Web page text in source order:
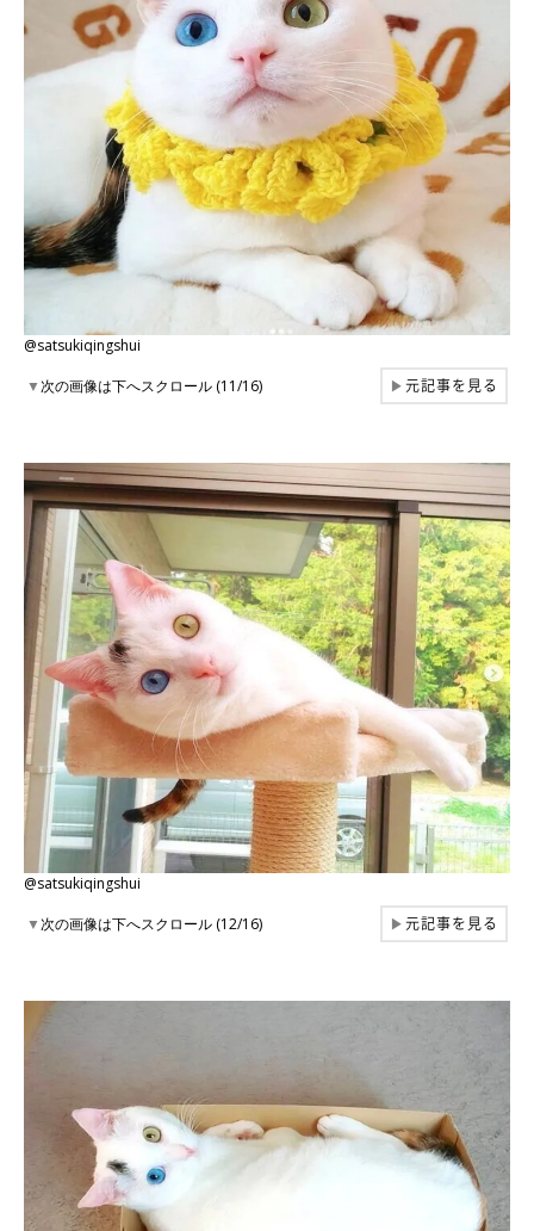
@satsukiqingshui
▼次の画像は下へスクロール (11/16) ▶元記事を見る
@satsukiqingshui
▼次の画像は下へスクロール (12/16) ▶元記事を見る